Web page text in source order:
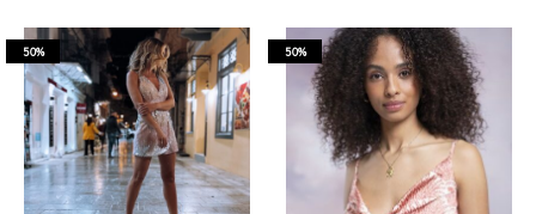
50% 50%